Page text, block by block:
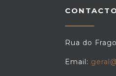
Rua do
Email: